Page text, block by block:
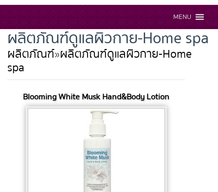
MENU
ผลิตภัณฑ์ดูแลผิวกาย-Home spa
ผลิตภัณฑ์»ผลิตภัณฑ์ดูแลผิวกาย-Home
spa
Blooming White Musk Hand&Body Lotion